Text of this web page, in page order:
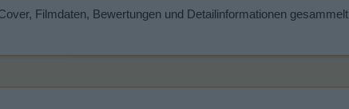
Filmdaten, Bewertungen und Detailinformationen gesammelt